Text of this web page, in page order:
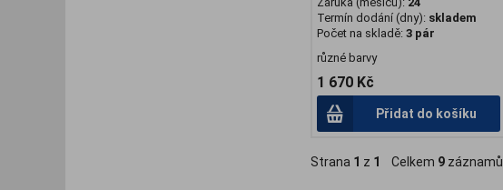
Termín dodání (dny): skladem
Počet na skladě: 3 pár
různé barvy
1 670 Kč
Přidat do košíku
Strana 1 z 1 Celkem 9 záznamů